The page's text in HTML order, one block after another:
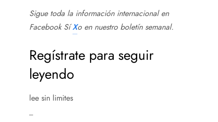
Sigue toda la información internacional en
FacebookSíXo en nuestro boletín semanal.
Regístrate para seguir
leyendo
lee sin limites